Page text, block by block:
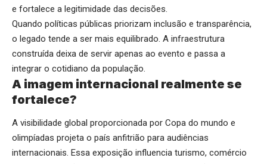
e fortalece a legitimidade das decisões.
Quando políticas públicas priorizam inclusão e transparência,
o legado tende a ser mais equilibrado. A infraestrutura
construída deixa de servir apenas ao evento e passa a
integrar o cotidiano da população.
A imagem internacional realmente se
fortalece?
A visibilidade global proporcionada por Copa do mundo e
olimpíadas projeta o país anfitrião para audiências
internacionais. Essa exposição influencia turismo, comércio